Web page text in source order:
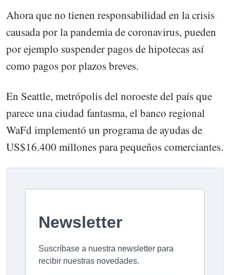
Ahora que no tienen responsabilidad en la crisis
causada por la pandemia de coronavirus, pueden
por ejemplo suspender pagos de hipotecas así
como pagos por plazos breves.
En Seattle, metrópolis del noroeste del país que
parece una ciudad fantasma, el banco regional
WaFd implementó un programa de ayudas de
US$16.400 millones para pequeños comerciantes.